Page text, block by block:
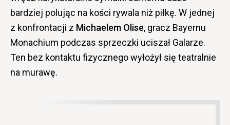
bardziej polując na kości rywala niż piłkę. W jednej
z konfrontacji z Michaelem Olise, gracz Bayernu
Monachium podczas sprzeczki uciszał Galarze.
Ten bez kontaktu fizycznego wyłożył się teatralnie
na murawę.